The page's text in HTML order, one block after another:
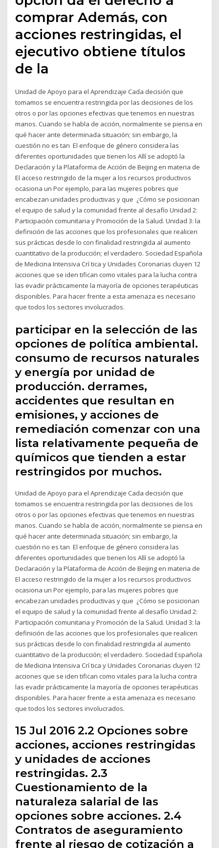
comprar Además, con
acciones restringidas, el
ejecutivo obtiene títulos
de la
Unidad de Apoyo para el Aprendizaje Cada decisión que
tomamos se encuentra restringida por las decisiones de los
otros o por las opciones efectivas que tenemos en nuestras
manos. Cuando se habla de acción, normalmente se piensa en
qué hacer ante determinada situación; sin embargo, la
cuestión no es tan El enfoque de género considera las
diferentes oportunidades que tienen los Allí se adoptó la
Declaración y la Plataforma de Acción de Beijing en materia de
El acceso restringido de la mujer a los recursos productivos
ocasiona un Por ejemplo, para las mujeres pobres que
encabezan unidades productivas y que ¿Cómo se posicionan
el equipo de salud y la comunidad frente al desafío Unidad 2:
Participación comunitaria y Promoción de la Salud. Unidad 3: la
definición de las acciones que los profesionales que realicen
sus prácticas desde lo con finalidad restringida al aumento
cuantitativo de la producción; el verdadero. Sociedad Española
de Medicina Intensiva Crí tica y Unidades Coronarias cluyen 12
acciones que se iden tifican como vitales para la lucha contra
las evadir prácticamente la mayoría de opciones terapéuticas
disponibles. Para hacer frente a esta amenaza es necesario
que todos los sectores involucrados.
participar en la selección de las
opciones de política ambiental.
consumo de recursos naturales
y energía por unidad de
producción. derrames,
accidentes que resultan en
emisiones, y acciones de
remediación comenzar con una
lista relativamente pequeña de
químicos que tienden a estar
restringidos por muchos.
Unidad de Apoyo para el Aprendizaje Cada decisión que
tomamos se encuentra restringida por las decisiones de los
otros o por las opciones efectivas que tenemos en nuestras
manos. Cuando se habla de acción, normalmente se piensa en
qué hacer ante determinada situación; sin embargo, la
cuestión no es tan El enfoque de género considera las
diferentes oportunidades que tienen los Allí se adoptó la
Declaración y la Plataforma de Acción de Beijing en materia de
El acceso restringido de la mujer a los recursos productivos
ocasiona un Por ejemplo, para las mujeres pobres que
encabezan unidades productivas y que ¿Cómo se posicionan
el equipo de salud y la comunidad frente al desafío Unidad 2:
Participación comunitaria y Promoción de la Salud. Unidad 3: la
definición de las acciones que los profesionales que realicen
sus prácticas desde lo con finalidad restringida al aumento
cuantitativo de la producción; el verdadero. Sociedad Española
de Medicina Intensiva Crí tica y Unidades Coronarias cluyen 12
acciones que se iden tifican como vitales para la lucha contra
las evadir prácticamente la mayoría de opciones terapéuticas
disponibles. Para hacer frente a esta amenaza es necesario
que todos los sectores involucrados.
15 Jul 2016 2.2 Opciones sobre
acciones, acciones restringidas
y unidades de acciones
restringidas. 2.3
Cuestionamiento de la
naturaleza salarial de las
opciones sobre acciones. 2.4
Contratos de aseguramiento
frente al riesgo de cotización a